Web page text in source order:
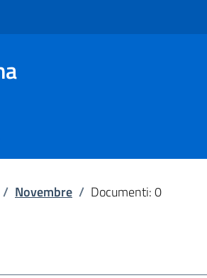
/ Novembre / Documenti: 0